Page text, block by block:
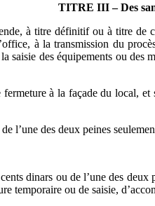
TITRE III – Des
à titre définitif ou à titre
à la transmission du
saisie des équipements ou
à la façade du local,
l’une des deux peines
dinars ou de l’une des
temporaire ou de saisie,